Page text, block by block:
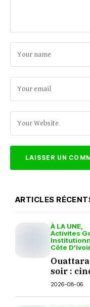
ARTICLES
À LA UNE
Activites
Côte
Ouattara
soir :
2026-08-06